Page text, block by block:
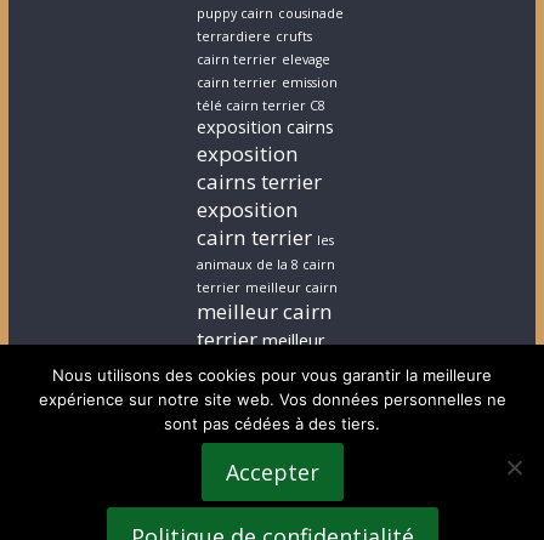
puppy cairn cousinade
terrardiere crufts
cairn terrier elevage
cairn terrier emission
télé cairn terrier C8
exposition cairns
exposition
cairns terrier
exposition
cairn terrier les
animaux de la 8 cairn
terrier meilleur cairn
meilleur cairn
terrier meilleur
elevage cairn
terrier
stephanie
cairn terrier
stephanie
chiot cairn terrier
terrardiere voeux
terrier terrier ecossais
voeux cairn terrier
Nous utilisons des cookies pour vous garantir la meilleure
expérience sur notre site web. Vos données personnelles ne
sont pas cédées à des tiers.
Accepter